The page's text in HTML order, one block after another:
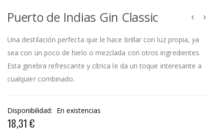
Puerto de Indias Gin Classic
Una destilación perfecta que le hace brillar con luz propia, ya
sea con un poco de hielo o mezclada con otros ingredientes.
Esta ginebra refrescante y cítrica le da un toque interesante a
cualquier combinado.
Disponibilidad: En existencias
18,31 €